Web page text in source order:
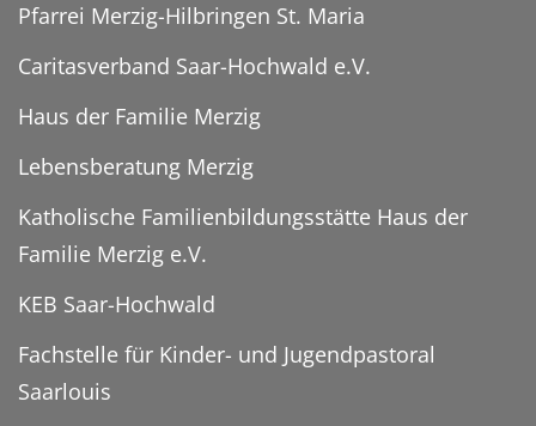
Pfarrei Merzig-Hilbringen St. Maria
Caritasverband Saar-Hochwald e.V.
Haus der Familie Merzig
Lebensberatung Merzig
Katholische Familienbildungsstätte Haus der
Familie Merzig e.V.
KEB Saar-Hochwald
Fachstelle für Kinder- und Jugendpastoral
Saarlouis